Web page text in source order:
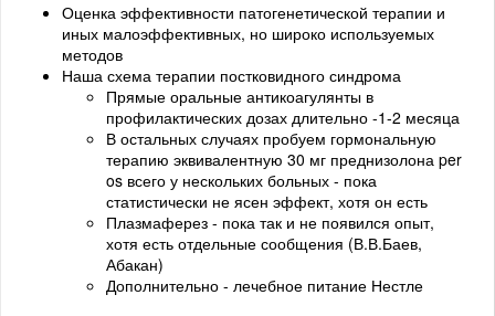
Оценка эффективности патогенетической терапии и
иных малоэффективных, но широко используемых
методов
Наша схема терапии постковидного синдрома
Прямые оральные антикоагулянты в
профилактических дозах длительно -1-2 месяца
В остальных случаях пробуем гормональную
терапию эквивалентную 30 мг преднизолона per
os всего у нескольких больных - пока
статистически не ясен эффект, хотя он есть
Плазмаферез - пока так и не появился опыт,
хотя есть отдельные сообщения (В.В.Баев,
Абакан)
Дополнительно - лечебное питание Нестле